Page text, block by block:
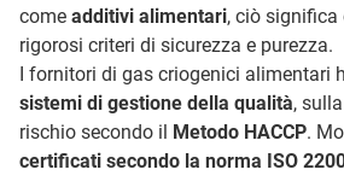
come additivi alimentari, ciò
rigorosi criteri di sicurezza e purezza.
I fornitori di gas criogenici alimentari
sistemi di gestione della qualità,
rischio secondo il Metodo HACCP.
certificati secondo la norma ISO